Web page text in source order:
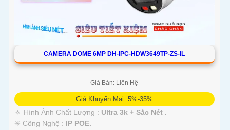
CAMERA DOME 6MP DH-IPC-HDW3649TP-ZS-IL
Giá Bán: Liên Hệ
Giá Khuyến Mại: 5%-35%
🔅 Hình Ành Chất Lượng : Ultra 3k + Sắc Nét .
✳️ Công Nghệ : IP POE.